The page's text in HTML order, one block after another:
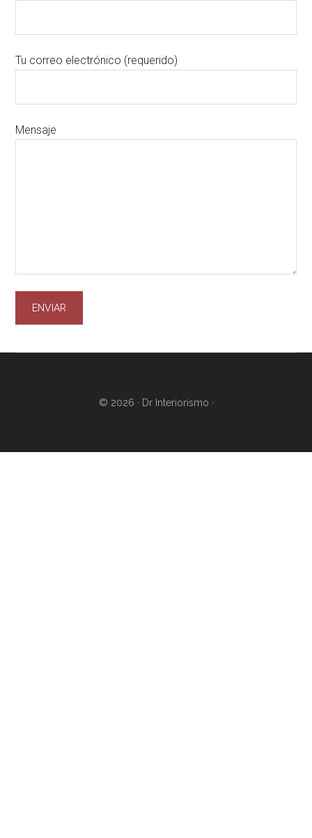
Tu correo electrónico (requerido)
Mensaje
© 2026 · Dr Interiorismo ·